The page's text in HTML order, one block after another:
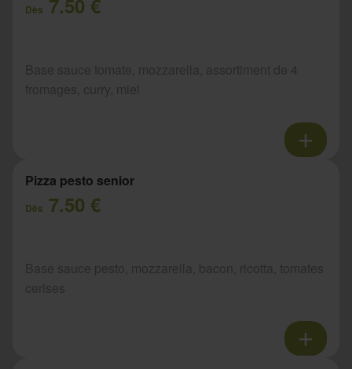
Dès 7.50 €
Pizza pesto senior
Dès 7.50 €